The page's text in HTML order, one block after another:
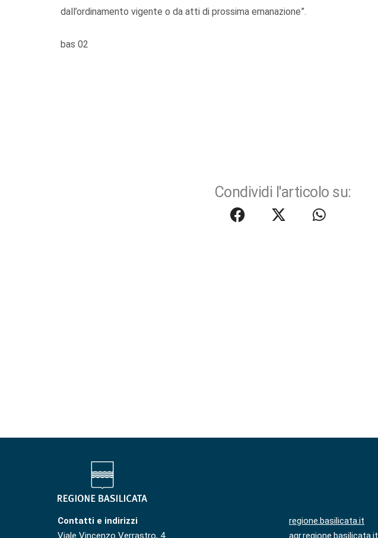
dall’ordinamento vigente o da atti di prossima emanazione”.
bas 02
Condividi l'articolo su:
Contatti e indirizzi
Viale Vincenzo Verrastro, 4
regione.basilicata.it
agr.regione.basilicata.it